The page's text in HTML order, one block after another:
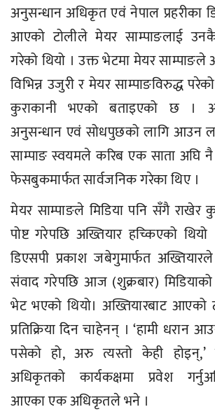
अनुसन्धान अधिकृत एवं नेपाल प्रहरीका
आएको टोलीले मेयर साम्पाङलाई
गरेको थियो । उक्त भेटमा मेयर साम्पाङले
विभिन्न उजुरी र मेयर साम्पाङविरुद्ध
कुराकानी भएको बताइएको छ ।
अनुसन्धान एवं सोधपुछको लागि आउन
साम्पाङ स्वयमले करिब एक साता अघि
फेसबुकमार्फत सार्वजनिक गरेका थिए ।
मेयर साम्पाङले मिडिया पनि सँगै राखेर
पोष्ट गरेपछि अख्तियार हच्किएको थियो
डिएसपी प्रकाश जबेगुमार्फत
संवाद गरेपछि आज (शुक्रबार) मिडियाको
भेट भएको थियो। अख्तियारबाट आएको
प्रतिक्रिया दिन चाहेनन् । ‘हामी धरान
पसेको हो, अरु त्यस्तो केही होइन्,’
अधिकृतको कार्यकक्षमा प्रवेश
आएका एक अधिकृतले भने ।